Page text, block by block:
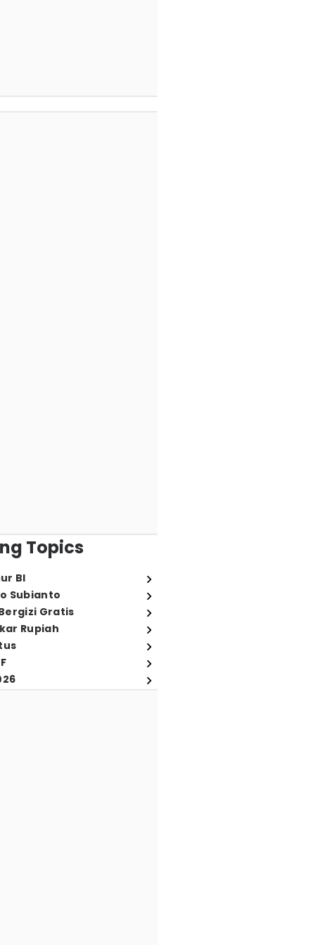
Topics
BI
Subianto
Gratis
Rupiah